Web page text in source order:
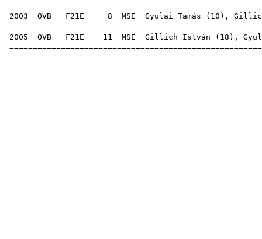
2003 OVB F21E 8 MSE Gyulai Tamás ( 10 ),
2005 OVB F21E 11 MSE Gillich István ( 18 ),